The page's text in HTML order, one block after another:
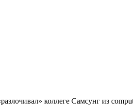
коллеге Самсунг из